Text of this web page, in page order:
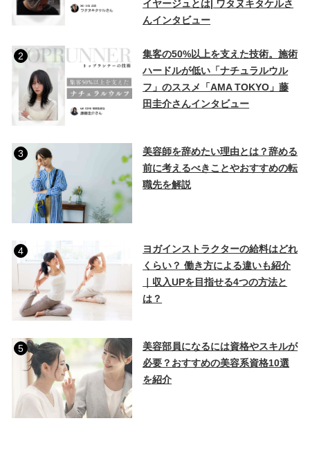
イヤージュとは| ワタヌキタケルさ
んインタビュー
2
集客の50%以上を支えた技術。施術
ハードルが低い「ナチュラルウル
フ」のススメ「AMA TOKYO」藤
田圭介さんインタビュー
3
美容師を辞めたい理由とは？辞める
前に考えるべきことやおすすめの転
職先を解説
4
ヨガインストラクターの給料はどれ
くらい？ 働き方による違いも紹介
｜収入UPを目指せる4つの方法と
は？
5
美容部員になるには資格やスキルが
必要？おすすめの美容系資格10選
を紹介